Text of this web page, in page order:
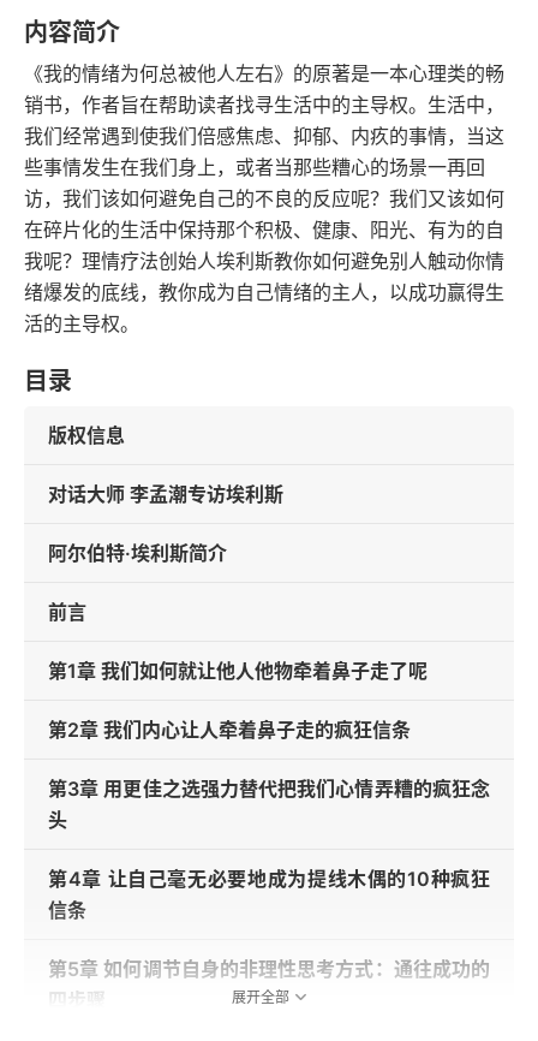
内容简介
《我的情绪为何总被他人左右》的原著是一本心理类的畅
销书，作者旨在帮助读者找寻生活中的主导权。生活中，
我们经常遇到使我们倍感焦虑、抑郁、内疚的事情，当这
些事情发生在我们身上，或者当那些糟心的场景一再回
访，我们该如何避免自己的不良的反应呢？我们又该如何
在碎片化的生活中保持那个积极、健康、阳光、有为的自
我呢？理情疗法创始人埃利斯教你如何避免别人触动你情
绪爆发的底线，教你成为自己情绪的主人，以成功赢得生
活的主导权。
目录
版权信息
对话大师 李孟潮专访埃利斯
阿尔伯特·埃利斯简介
前言
第1章 我们如何就让他人他物牵着鼻子走了呢
第2章 我们内心让人牵着鼻子走的疯狂信条
第3章 用更佳之选强力替代把我们心情弄糟的疯狂念
头
第4章 让自己毫无必要地成为提线木偶的10种疯狂
信条
第5章 如何调节自身的非理性思考方式：通往成功的
四步骤
展开全部